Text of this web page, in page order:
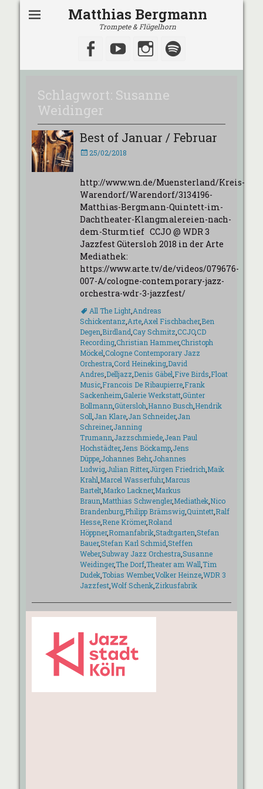
Matthias Bergmann
Trompete & Flügelhorn
Facebook
YouTubeInstagram
Schlagwort: Susanne
Weidinger
Best of Januar / Februar
Veröffentlicht
25/02/2018
http://www.wn.de/Muensterland/Kreis-
Warendorf/Warendorf/3134196-
Matthias-Bergmann-Quintett-im-
Dachtheater-Klangmalereien-nach-
dem-Sturmtief CCJO @ WDR 3
Jazzfest Gütersloh 2018 in der Arte
Mediathek:
https://www.arte.tv/de/videos/079676-
007-A/cologne-contemporary-jazz-
orchestra-wdr-3-jazzfest/
Schlagworte
All The Light, Andreas
Schickentanz Arte, Axel Fischbacher,Ben
Degen Birdland Cay Schmitz CCJO,CD
Recording,Christian Hammer,Christoph
Möckel Cologne Contemporary Jazz
Orchestra Cord Heineking, David
Andres Delljazz Denis Gäbel Five Birds Float
Music, Francois De Ribaupierre, Frank
Sackenheim Galerie Werkstatt,Günter
Bollmann Gütersloh Hanno Busch Hendrik
Soll Jan Klare, Jan Schneider,Jan
Schreiner,Janning
Trumann Jazzschmiede, Jean Paul
Hochstädter,Jens Böckamp, Jens
Düppe, Johannes Behr,Johannes
Ludwig, Julian Ritter,Jürgen Friedrich Maik
Krahl Marcel Wasserfuhr,Marcus
Bartelt, Marko Lackner,Markus
Braun Matthias Schwengler,Mediathek, Nico
Brandenburg, Philipp Brämswig,Quintett, Ralf
Hesse, Rene Krömer,Roland
Höppner,Romanfabrik,Stadtgarten Stefan
Bauer,Stefan Karl Schmid Steffen
Weber,Subway Jazz Orchestra Susanne
Weidinger,The Dorf,Theater am Wall Tim
Dudek,Tobias Wember,Volker Heinze,WDR 3
Jazzfest,Wolf Schenk, Zirkusfabrik